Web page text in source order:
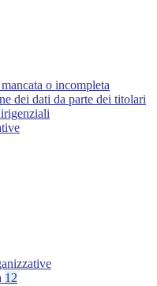
o incompleta
dei dati da parte dei titolari
12